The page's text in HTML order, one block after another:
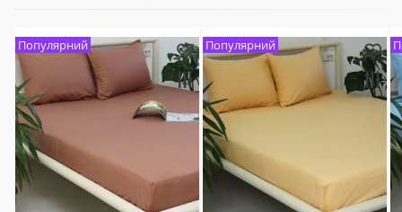
Популярний Популярний